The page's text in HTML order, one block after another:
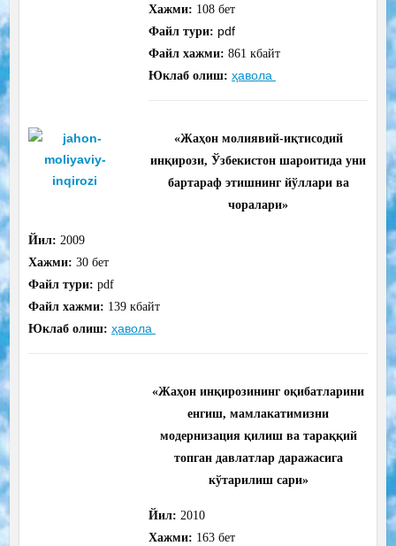
кбайт
ҳавола
«Жаҳон молиявий-иқтисодий
инқирози, Ўзбекистон шароитида уни
бартараф этишнинг йўллари ва
чоралари»
Йил: 2009
Хажми: 30бет
Файл тури: pdf
Файл хажми: 139кбайт
Юклаб олиш: ҳавола
«Жаҳон инқирозининг оқибатларини
енгиш, мамлакатимизни
модернизация қилиш ва тараққий
топган давлатлар даражасига
кўтарилиш сари»
Йил: 2010
Хажми: 163бет